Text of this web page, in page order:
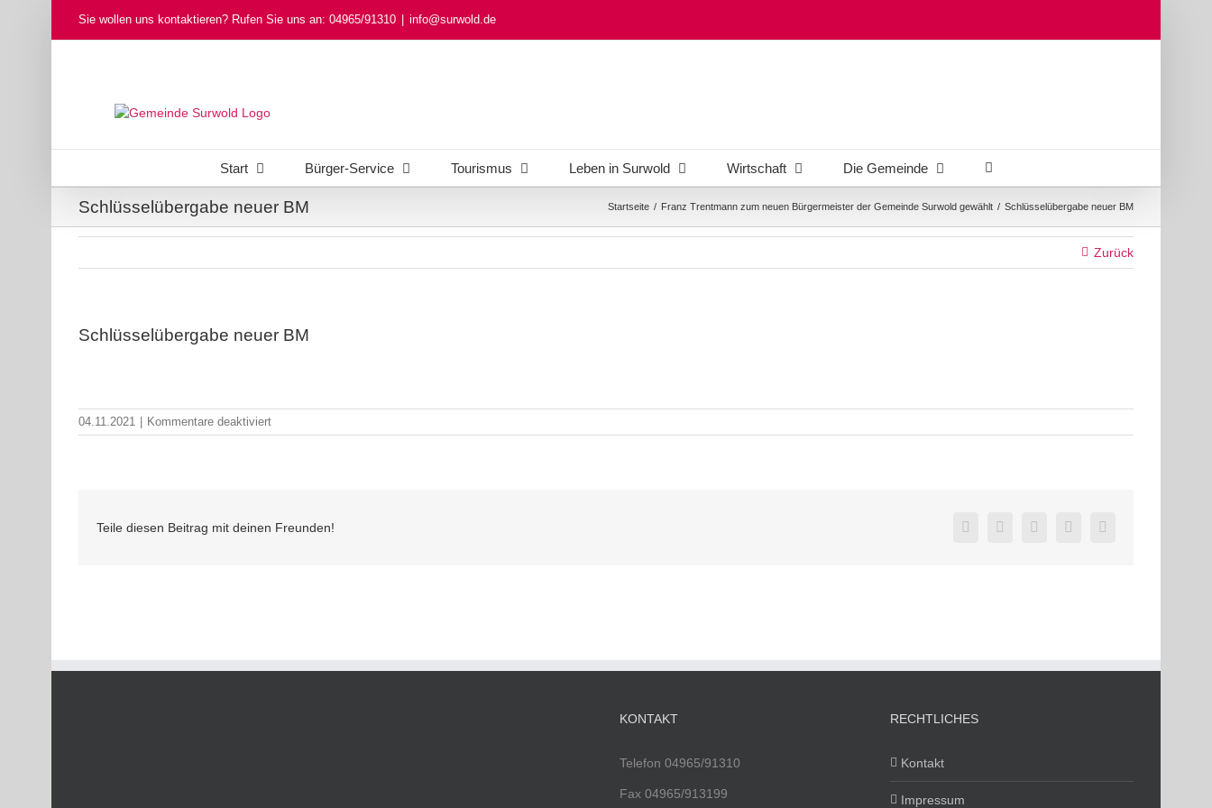
Sie wollen uns kontaktieren? Rufen Sie uns an: 04965/91310 info@surwold.de
Start Bürger-Service Tourismus Leben in Surwold Wirtschaft Die Gemeinde
Schlüsselübergabe neuer BM Startseite / Franz Trentmann zum neuen Bürgermeister der Gemeinde Surwold gewählt / Schlüsselübergabe neuer BM
Zurück
Schlüsselübergabe neuer BM
04.11.2021 Kommentare deaktiviertfür
Schlüsselübergabe
Teile diesen Beitrag mit deinen Freunden! FacebookTwitter LinkedInPinterest
KONTAKT
Telefon 04965/91310
Fax 04965/913199
RECHTLICHES
Kontakt
Impressum